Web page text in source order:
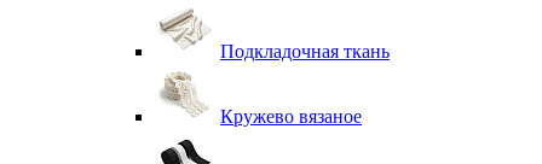
Подкладочная ткань
Кружево вязаное